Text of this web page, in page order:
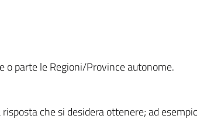
o parte le Regioni/Province autonome.
che si desidera ottenere; ad